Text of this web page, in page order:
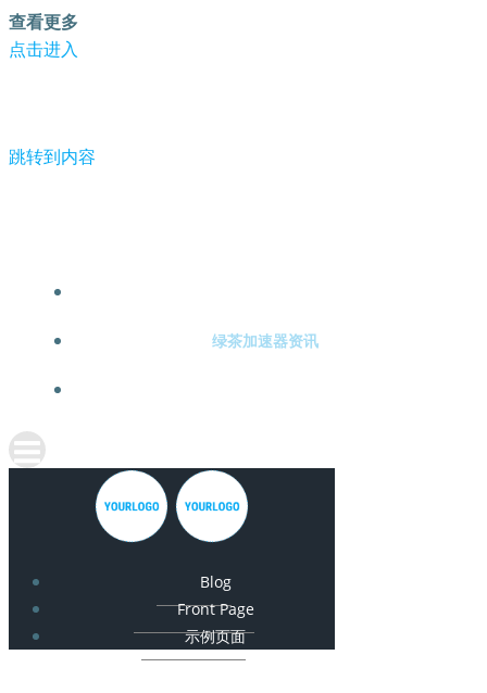
查看更多
点击进入
跳转到内容
绿茶加速器资讯
Blog
Front Page
示例页面